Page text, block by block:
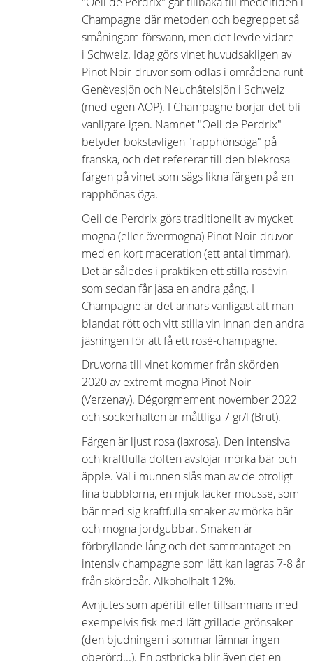
Champagne där metoden och begreppet så
småningom försvann, men det levde vidare
i Schweiz. Idag görs vinet huvudsakligen av
Pinot Noir-druvor som odlas i områdena runt
Genèvesjön och Neuchâtelsjön i Schweiz
(med egen AOP). I Champagne börjar det bli
vanligare igen. Namnet "Oeil de Perdrix"
betyder bokstavligen "rapphönsöga" på
franska, och det refererar till den blekrosa
färgen på vinet som sägs likna färgen på en
rapphönas öga.
Oeil de Perdrix görs traditionellt av mycket
mogna (eller övermogna) Pinot Noir-druvor
med en kort maceration (ett antal timmar).
Det är således i praktiken ett stilla rosévin
som sedan får jäsa en andra gång. I
Champagne är det annars vanligast att man
blandat rött och vitt stilla vin innan den andra
jäsningen för att få ett rosé-champagne.
Druvorna till vinet kommer från skörden
2020 av extremt mogna Pinot Noir
(Verzenay). Dégorgmement november 2022
och sockerhalten är måttliga 7 gr/l (Brut).
Färgen är ljust rosa (laxrosa). Den intensiva
och kraftfulla doften avslöjar mörka bär och
äpple. Väl i munnen slås man av de otroligt
fina bubblorna, en mjuk läcker mousse, som
bär med sig kraftfulla smaker av mörka bär
och mogna jordgubbar. Smaken är
förbryllande lång och det sammantaget en
intensiv champagne som lätt kan lagras 7-8 år
från skördeår. Alkoholhalt 12%.
Avnjutes som apéritif eller tillsammans med
exempelvis fisk med lätt grillade grönsaker
(den bjudningen i sommar lämnar ingen
oberörd...). En ostbricka blir även det en